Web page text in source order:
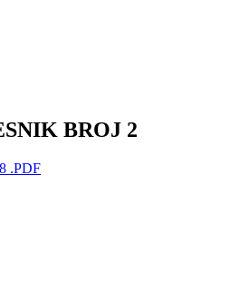
BROJ 2
.PDF